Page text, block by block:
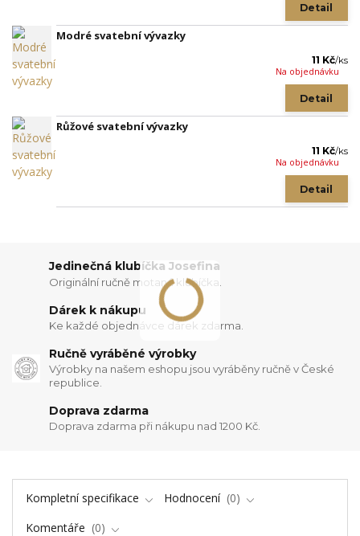
Detail
Modré svatební vývazky
11 Kč/ks
Na objednávku
Detail
Růžové svatební vývazky
11 Kč/ks
Na objednávku
Detail
Jedinečná klubíčka Josefina
Originální ručně motaná klubíčka.
Dárek k nákupu
Ke každé objednávce dárek zdarma.
Ručně vyráběné výrobky
Výrobky na našem eshopu jsou vyráběny ručně v České
republice.
Doprava zdarma
Doprava zdarma při nákupu nad 1200 Kč.
Kompletní specifikace Hodnocení
0
Komentáře
0